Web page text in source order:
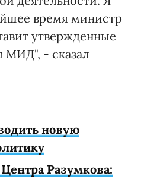
время министр
утвержденные
МИД", - сказал
новую
Разумкова: